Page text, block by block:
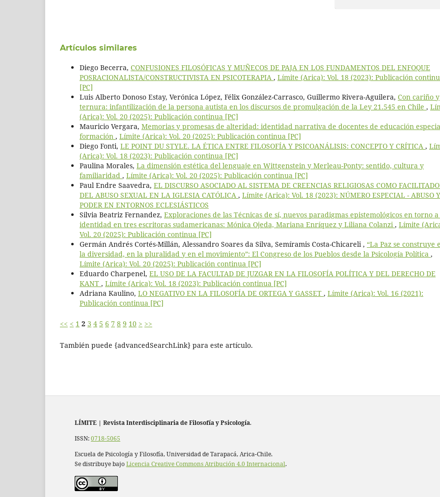
Artículos similares
Diego Becerra, CONFUSIONES FILOSÓFICAS Y MUÑECOS DE PAJA EN LOS FUNDAMENTOS DEL ENFOQUE
POSRACIONALISTA/CONSTRUCTIVISTA EN PSICOTERAPIA , Límite (Arica): Vol. 18 (2023): Publicación
[PC]
Luis Alberto Donoso Estay, Verónica López, Félix González-Carrasco, Guillermo Rivera-Aguilera, Con cariño y
ternura: infantilización de la persona autista en los discursos de promulgación de la Ley 21.545 en Chile ,
(Arica): Vol. 20 (2025): Publicación continua [PC]
Mauricio Vergara, Memorias y promesas de alteridad: identidad narrativa de docentes de educación
formación , Límite (Arica): Vol. 20 (2025): Publicación continua [PC]
Diego Fonti, LE POINT DU STYLE. LA ÉTICA ENTRE FILOSOFÍA Y PSICOANÁLISIS: CONCEPTO Y CRÍTICA ,
(Arica): Vol. 18 (2023): Publicación continua [PC]
Paulina Morales, La dimensión estética del lenguaje en Wittgenstein y Merleau-Ponty: sentido, cultura y
familiaridad , Límite (Arica): Vol. 20 (2025): Publicación continua [PC]
Paul Endre Saavedra, EL DISCURSO ASOCIADO AL SISTEMA DE CREENCIAS RELIGIOSAS COMO
DEL ABUSO SEXUAL EN LA IGLESIA CATÓLICA , Límite (Arica): Vol. 18 (2023): NÚMERO ESPECIAL - ABUSO Y
PODER EN ENTORNOS ECLESIÁSTICOS
Silvia Beatriz Fernandez, Exploraciones de las Técnicas de sí, nuevos paradigmas epistemológicos en torno
identidad en tres escritoras sudamericanas: Mónica Ojeda, Mariana Enríquez y Liliana Colanzi , Límite
Vol. 20 (2025): Publicación continua [PC]
Germán Andrés Cortés-Millán, Alessandro Soares da Silva, Semíramis Costa-Chicareli , “La Paz se construye
la diversidad, en la pluralidad y en el movimiento”: El Congreso de los Pueblos desde la Psicología Política ,
Límite (Arica): Vol. 20 (2025): Publicación continua [PC]
Eduardo Charpenel, EL USO DE LA FACULTAD DE JUZGAR EN LA FILOSOFÍA POLÍTICA Y DEL DERECHO DE
KANT , Límite (Arica): Vol. 18 (2023): Publicación continua [PC]
Adriana Kaulino, LO NEGATIVO EN LA FILOSOFÍA DE ORTEGA Y GASSET , Límite (Arica): Vol. 16 (2021):
Publicación continua [PC]
<< < 1 2 3 4 5 6 7 8 9 10 > >>
También puede {advancedSearchLink} para este artículo.
LÍMITE | Revista Interdisciplinaria de Filosofía y Psicología.
ISSN:0718-5065
Escuela de Psicología y Filosofía, Universidad de Tarapacá, Arica-Chile.
Se distribuye bajoLicencia Creative Commons Atribución 4.0 Internacional.